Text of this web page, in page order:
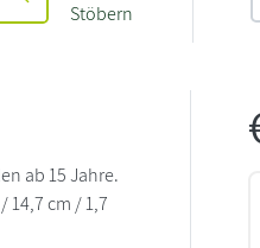
Stöbern
ab 15 Jahre.
14,7 cm / 1,7